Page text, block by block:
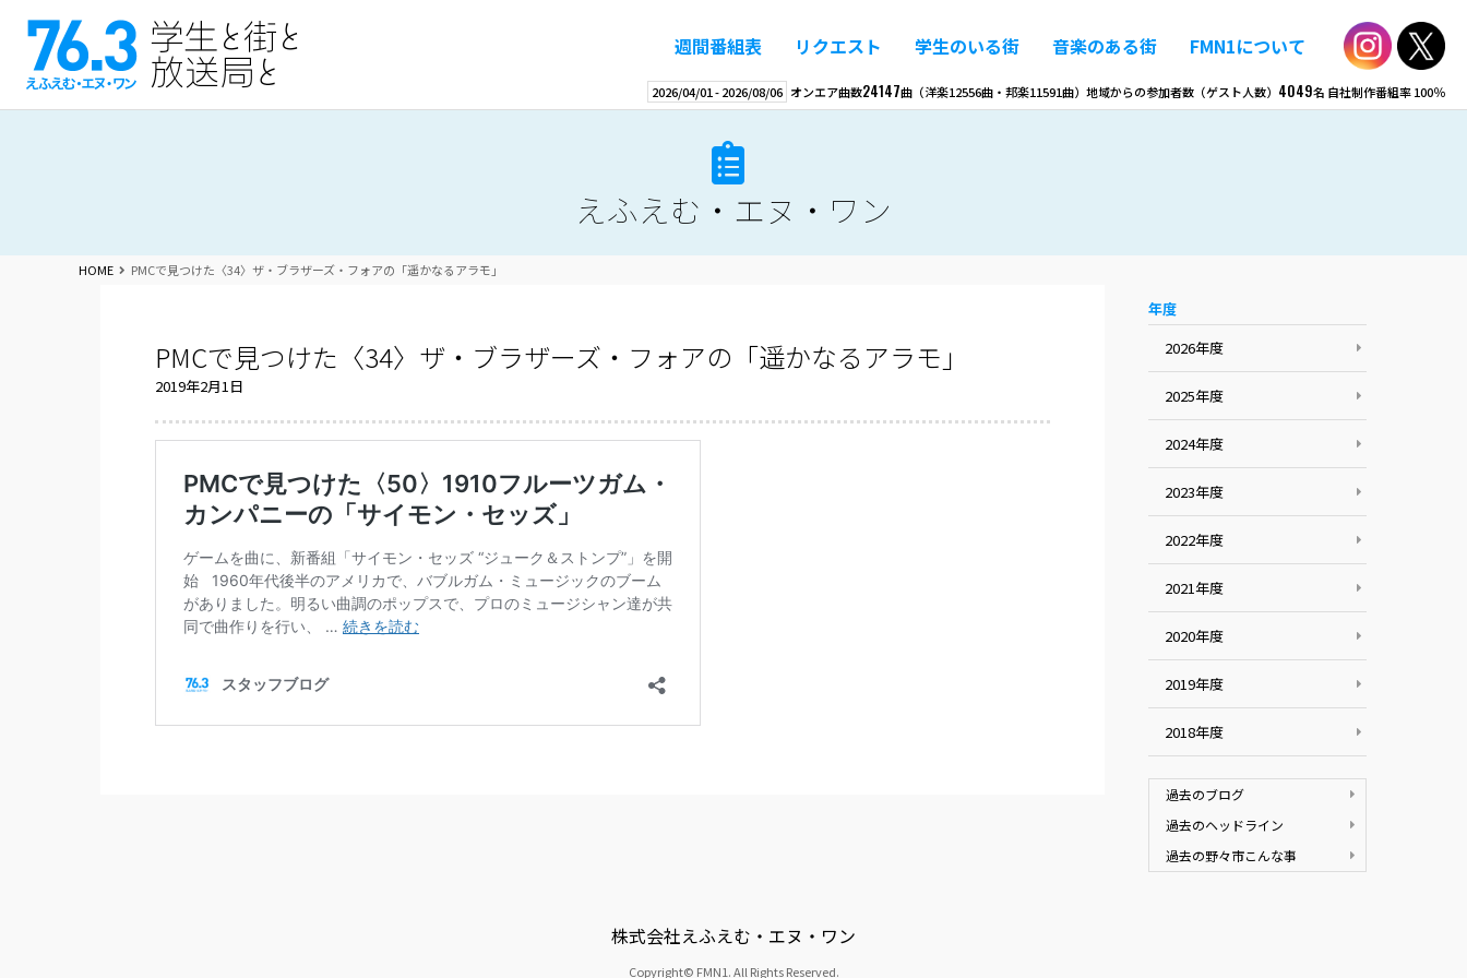
週間番組表 リクエスト 学生のいる街 音楽のある街 FMN1について
2026/04/01 -2026/08/06 オンエア曲数24147曲 （洋楽12556曲・邦楽11591曲） 地域からの参加者数（ゲスト人数） 4049名 自社制作番組率100％
えふえむ・エヌ・ワン
HOME PMCで見つけた〈34〉ザ・ブラザーズ・フォアの「遥かなるアラモ」
PMCで見つけた〈34〉ザ・ブラザーズ・フォアの「遥かなるアラモ」
2019年2月1日
年度
2026年度
2025年度
2024年度
2023年度
2022年度
2021年度
2020年度
2019年度
2018年度
過去のブログ
過去のヘッドライン
過去の野々市こんな事
株式会社えふえむ・エヌ・ワン
Copyright© FMN1. All Rights Reserved.